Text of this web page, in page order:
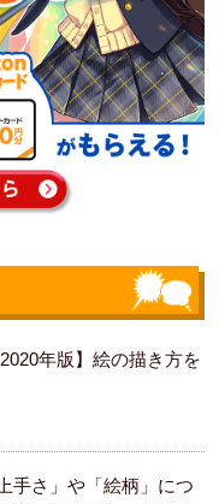
2020年版】絵の描き方を
手さ」や「絵柄」につ